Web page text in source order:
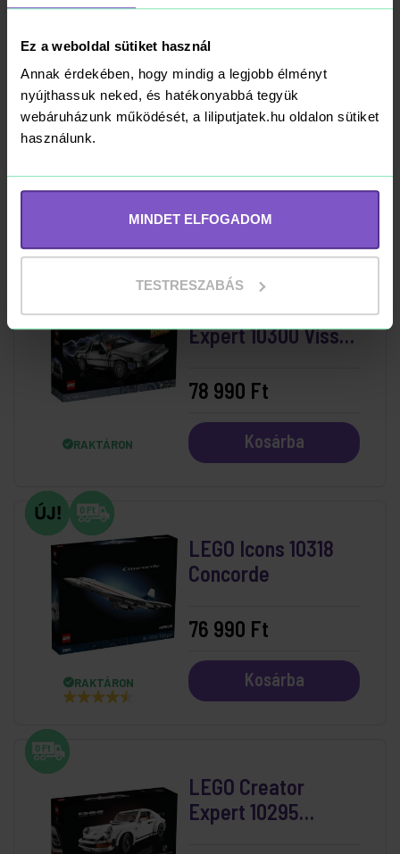
Ez a weboldal sütiket használ
Annak érdekében, hogy mindig a legjobb élményt
nyújthassuk neked, és hatékonyabbá tegyük
webáruházunk működését, a liliputjatek.hu oldalon sütiket
használunk.
MINDET ELFOGADOM
TESTRESZABÁS
LEGO Technic 42141
McLaren Formula 1™
versenyautó
RAKTÁRON
LEGO Creator
Expert 10300 Vissza
78 990 Ft
Kosárba
RAKTÁRON
LEGO Icons 10318
Concorde
76 990 Ft
Kosárba
LEGO Creator
Expert 10295